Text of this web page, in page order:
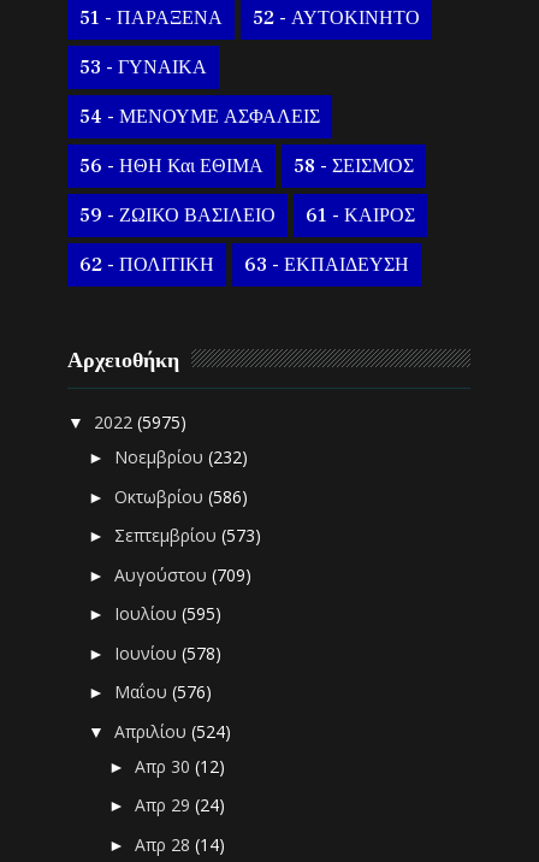
51 - ΠΑΡΑΞΕΝΑ 52 - ΑΥΤΟΚΙΝΗΤΟ
53 - ΓΥΝΑΙΚΑ
54 - ΜΕΝΟΥΜΕ ΑΣΦΑΛΕΙΣ
56 - ΗΘΗ Και ΕΘΙΜΑ 58 - ΣΕΙΣΜΟΣ
59 - ΖΩΙΚΟ ΒΑΣΙΛΕΙΟ 61 - ΚΑΙΡΟΣ
62 - ΠΟΛΙΤΙΚΗ 63 - ΕΚΠΑΙΔΕΥΣΗ
Αρχειοθήκη
▼ 2022(5975)
► Νοεμβρίου(232)
►Οκτωβρίου(586)
► Σεπτεμβρίου(573)
►Αυγούστου(709)
► Ιουλίου(595)
► Ιουνίου(578)
► Μαΐου(576)
▼Απριλίου(524)
►Απρ 30(12)
►Απρ 29(24)
►Απρ 28(14)